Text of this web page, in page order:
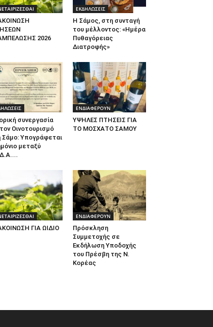
2026
ΕΚΔΗΛΩΣΕΙΣ
Η Σάμος, στη συνταγή
του μέλλοντος: «Ημέρα
Πυθαγόρειας
Διατροφής»
συνεργασία
Οινοτουρισμό
Σάμο: Υπογράφεται
μεταξύ
ΕΝΔΙΑΦΕΡΟΥΝ
ΥΨΗΛΕΣ ΠΤΗΣΕΙΣ ΓΙΑ
ΤΟ ΜΟΣΧΑΤΟ ΣΑΜΟΥ
ΓΙΑ ΩΙΔΙΟ
ΕΝΔΙΑΦΕΡΟΥΝ
Πρόσκληση
Συμμετοχής σε
Εκδήλωση Υποδοχής
του Πρέσβη της Ν.
Κορέας